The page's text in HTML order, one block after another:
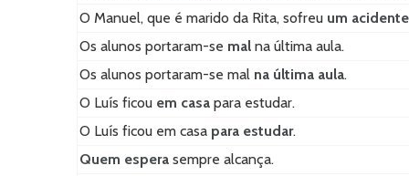
O Manuel, que é marido da Rita, sofreu um
Os alunos portaram-se mal na última aula.
Os alunos portaram-se mal na última aula.
O Luís ficou em casa para estudar.
O Luís ficou em casa para estudar.
Quem espera sempre alcança.